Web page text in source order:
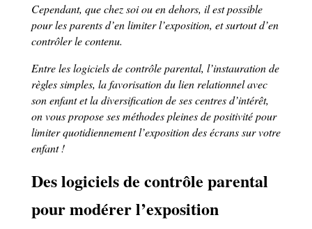
Cependant, que chez soi ou en dehors, il est possible
pour les parents d’en limiter l’exposition, et surtout d’en
contrôler le contenu.
Entre les logiciels de contrôle parental, l’instauration de
règles simples, la favorisation du lien relationnel avec
son enfant et la diversification de ses centres d’intérêt,
on vous propose ses méthodes pleines de positivité pour
limiter quotidiennement l’exposition des écrans sur votre
enfant !
Des logiciels de contrôle parental
pour modérer l’exposition